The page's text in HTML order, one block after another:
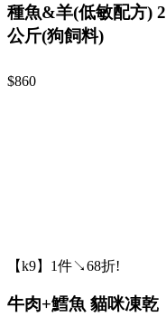
種魚&羊(低敏配方) 2
公斤(狗飼料)
$860
【k9】1件↘68折!
牛肉+鱈魚 貓咪凍乾